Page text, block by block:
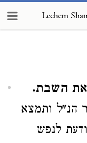
את השבת.
הנ"ל ותמצא
לנפש